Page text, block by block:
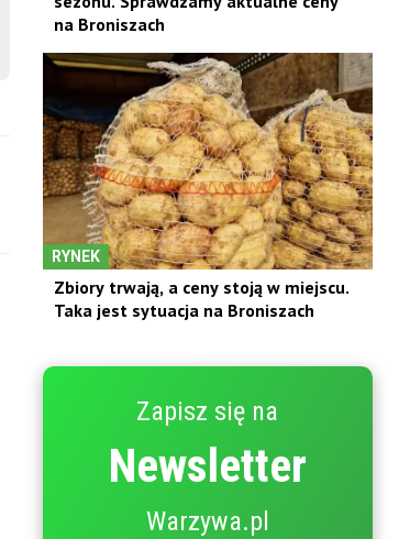
na Broniszach
RYNEK
Zbiory trwają, a ceny stoją w miejscu.
Taka jest sytuacja na Broniszach
Zapisz się na
Newsletter
Warzywa.pl